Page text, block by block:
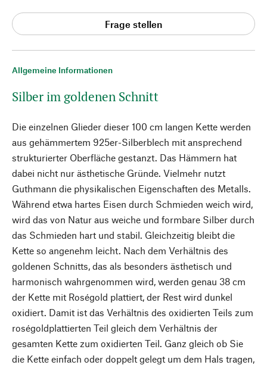
Allgemeine Informationen
Silber im goldenen Schnitt
Die einzelnen Glieder dieser 100 cm langen Kette werden
aus gehämmertem 925er-Silberblech mit ansprechend
strukturierter Oberfläche gestanzt. Das Hämmern hat
dabei nicht nur ästhetische Gründe. Vielmehr nutzt
Guthmann die physikalischen Eigenschaften des Metalls.
Während etwa hartes Eisen durch Schmieden weich wird,
wird das von Natur aus weiche und formbare Silber durch
das Schmieden hart und stabil. Gleichzeitig bleibt die
Kette so angenehm leicht. Nach dem Verhältnis des
goldenen Schnitts, das als besonders ästhetisch und
harmonisch wahrgenommen wird, werden genau 38 cm
der Kette mit Roségold plattiert, der Rest wird dunkel
oxidiert. Damit ist das Verhältnis des oxidierten Teils zum
roségoldplattierten Teil gleich dem Verhältnis der
gesamten Kette zum oxidierten Teil. Ganz gleich ob Sie
die Kette einfach oder doppelt gelegt um dem Hals tragen,
Frage stellen